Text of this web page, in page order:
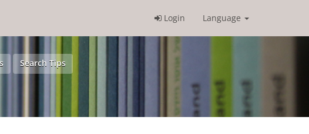
Login Language
Search Tips